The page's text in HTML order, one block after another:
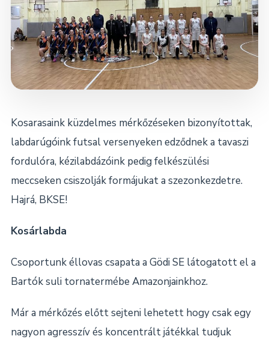
Dokumentumok
Kapcsolat
Kosarasaink küzdelmes mérkőzéseken bizonyítottak,
labdarúgóink futsal versenyeken edződnek a tavaszi
fordulóra, kézilabdázóink pedig felkészülési
meccseken csiszolják formájukat a szezonkezdetre.
Hajrá, BKSE!
Kosárlabda
Csoportunk éllovas csapata a Gödi SE látogatott el a
Bartók suli tornatermébe Amazonjainkhoz.
Már a mérkőzés előtt sejteni lehetett hogy csak egy
nagyon agresszív és koncentrált játékkal tudjuk